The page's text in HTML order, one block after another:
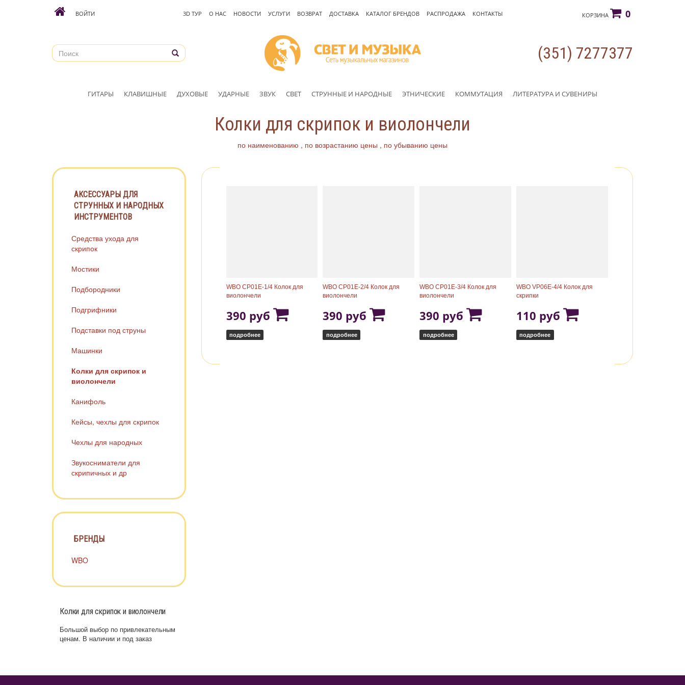
ВОЙТИ 3D ТУР О НАС НОВОСТИ УСЛУГИ ВОЗВРАТ ДОСТАВКА КАТАЛОГ БРЕНДОВ РАСПРОДАЖА КОНТАКТЫ КОРЗИНА 0
(351) 7277377
ГИТАРЫ КЛАВИШНЫЕ ДУХОВЫЕ УДАРНЫЕ ЗВУК СВЕТ СТРУННЫЕ И НАРОДНЫЕ ЭТНИЧЕСКИЕ КОММУТАЦИЯ ЛИТЕРАТУРА И СУВЕНИРЫ
Колки для скрипок и виолончели
по наименованию по возрастанию цены по убыванию цены
АКСЕССУАРЫ ДЛЯ
СТРУННЫХ И НАРОДНЫХ
ИНСТРУМЕНТОВ
Средства ухода для
скрипок
Мостики
Подбородники
Подгрифники
Подставки под струны
Машинки
Колки для скрипок и
виолончели
Канифоль
Кейсы, чехлы для скрипок
Чехлы для народных
Звукосниматели для
скрипичных и др
БРЕНДЫ
WBO
Колки для скрипок и виолончели
Большой выбор по привлекательным
ценам. В наличии и под заказ
WBO CP01E-1/4 Колок для
виолончели
390 руб
подробнее
WBO CP01E-2/4 Колок для
виолончели
390 руб
подробнее
WBO CP01E-3/4 Колок для
виолончели
390 руб
подробнее
WBO VP06E-4/4 Колок для
скрипки
110 руб
подробнее